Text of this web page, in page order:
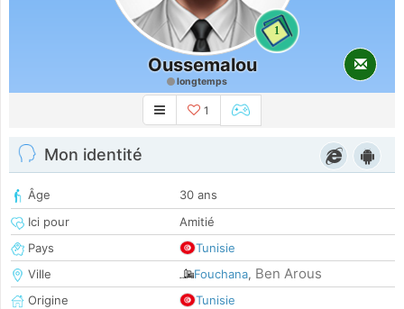
1
Oussemalou
longtemps
1
Mon identité
Âge
30 ans
Ici pour
Amitié
Pays
Tunisie
Ville
Fouchana, Ben Arous
Origine
Tunisie